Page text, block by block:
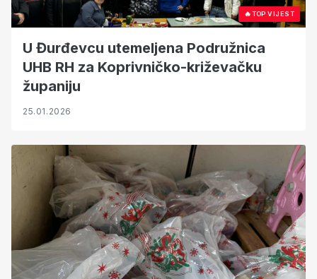
🔥TOP VIJEST
U Đurđevcu utemeljena Podružnica
UHB RH za Koprivničko-križevačku
županiju
25.01.2026